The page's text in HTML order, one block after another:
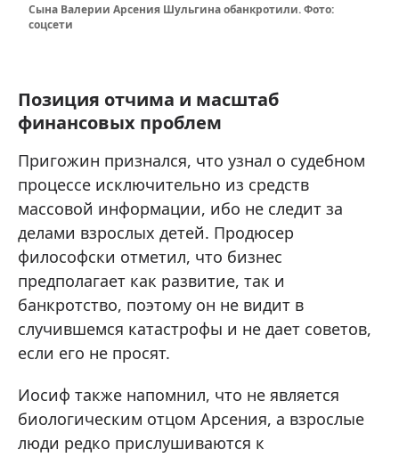
Сына Валерии Арсения Шульгина обанкротили. Фото:
соцсети
Позиция отчима и масштаб
финансовых проблем
Пригожин признался, что узнал о судебном
процессе исключительно из средств
массовой информации, ибо не следит за
делами взрослых детей. Продюсер
философски отметил, что бизнес
предполагает как развитие, так и
банкротство, поэтому он не видит в
случившемся катастрофы и не дает советов,
если его не просят.
Иосиф также напомнил, что не является
биологическим отцом Арсения, а взрослые
люди редко прислушиваются к